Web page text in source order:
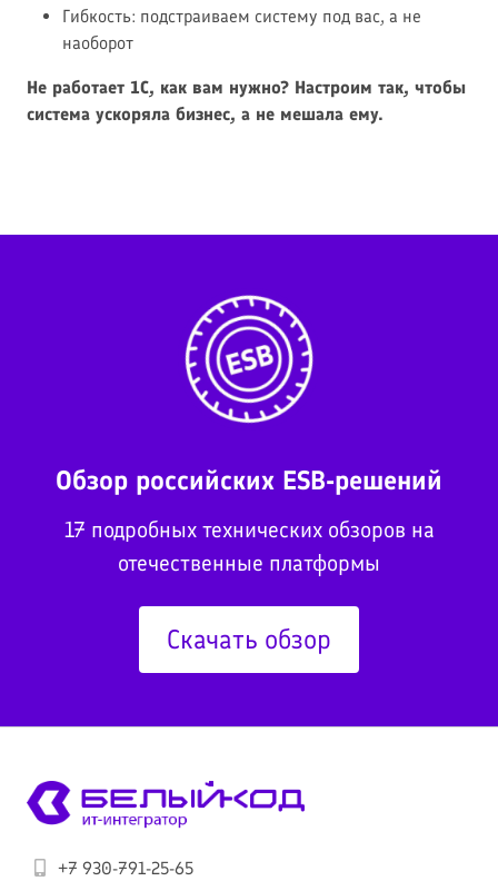
Гибкость: подстраиваем систему под вас, а не
наоборот
Не работает 1С, как вам нужно? Настроим так, чтобы
система ускоряла бизнес, а не мешала ему.
Обзор российских ESB-решений
17 подробных технических обзоров на
отечественные платформы
Скачать обзор
+7 930-791-25-65